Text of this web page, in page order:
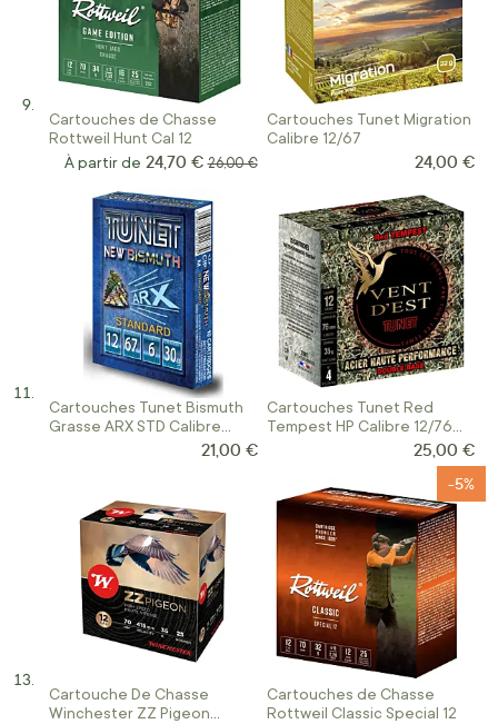
Cartouches de Chasse
Rottweil Hunt Cal 12
À partir de 24,70 € Prix normal
26,00 €
Cartouches Tunet Migration
Calibre 12/67
24,00 €
Cartouches Tunet Bismuth
Grasse ARX STD Calibre
21,00 €
Cartouches Tunet Red
Tempest HP Calibre 12/76
25,00 €
Cartouche De Chasse
Winchester ZZ Pigeon
Cartouches de Chasse
Rottweil Classic Special 12
-5%